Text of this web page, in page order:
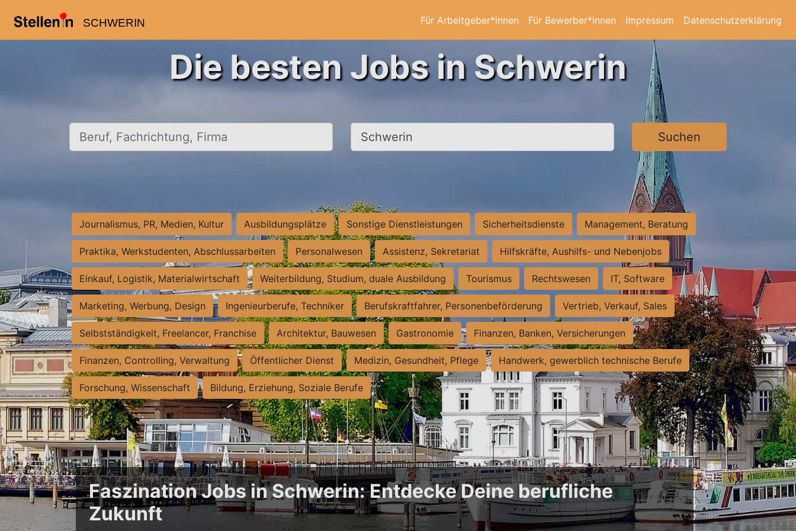
SCHWERIN Für Arbeitgeber*innen Für Bewerber*innen Impressum Datenschutzerklärung
Die besten Jobs in Schwerin
Beruf, Fachrichtung, Firma Ort, Stadt Suchen
Journalismus, PR, Medien, Kultur Ausbildungsplätze Sonstige Dienstleistungen Sicherheitsdienste Management, Beratung
Praktika, Werkstudenten, Abschlussarbeiten Personalwesen Assistenz, Sekretariat Hilfskräfte, Aushilfs- und Nebenjobs
Einkauf, Logistik, Materialwirtschaft Weiterbildung, Studium, duale Ausbildung Tourismus Rechtswesen IT, Software
Marketing, Werbung, Design Ingenieurberufe, Techniker Berufskraftfahrer, Personenbeförderung Vertrieb, Verkauf, Sales
Selbstständigkeit, Freelancer, Franchise Architektur, Bauwesen Gastronomie Finanzen, Banken, Versicherungen
Finanzen, Controlling, Verwaltung Öffentlicher Dienst Medizin, Gesundheit, Pflege Handwerk, gewerblich technische Berufe
Forschung, Wissenschaft Bildung, Erziehung, Soziale Berufe
Faszination Jobs in Schwerin: Entdecke Deine berufliche
Zukunft